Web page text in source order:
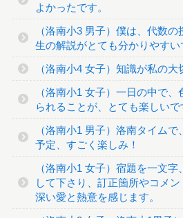
よかったです。
（洛南小3 男子）僕は、代数
生の解説がとても分かりやすい
（洛南小4 女子）知識が私の大
（洛南小1 女子）一日の中で
られることが、とても楽しいで
（洛南小1 男子）洛南タイム
予定、すごく楽しみ！
（洛南小1 女子）宿題を一文
して下さり、訂正箇所やコメ
深い愛と熱意を感じます。